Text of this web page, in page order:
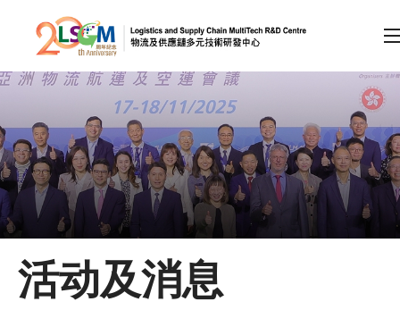
跳到内容（按回车键）
会员登录
A A EN 繁 简
主页
关于LSCM
活动及消息